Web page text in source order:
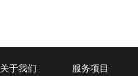
关于我们 服务项目